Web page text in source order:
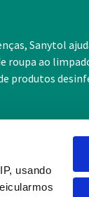
usando
Sanytol
roupa ao
produtos